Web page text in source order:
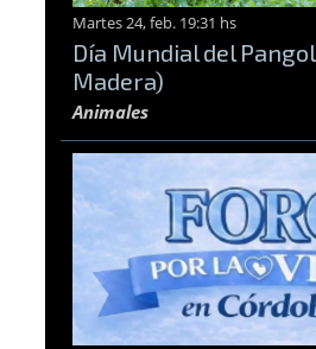
Martes 24, feb. 19:31 hs
Día Mundial del
Madera)
Animales